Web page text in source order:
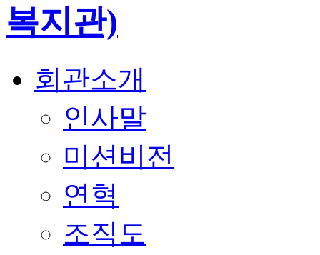
회관소개
인사말
미션비전
연혁
조직도